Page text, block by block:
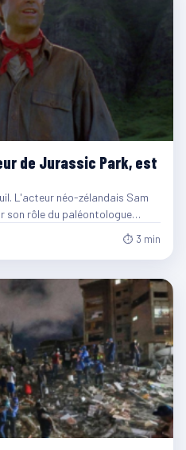
de Jurassic Park, est
L'acteur néo-zélandais Sam
son rôle du paléontologue…
⏱ 3 min